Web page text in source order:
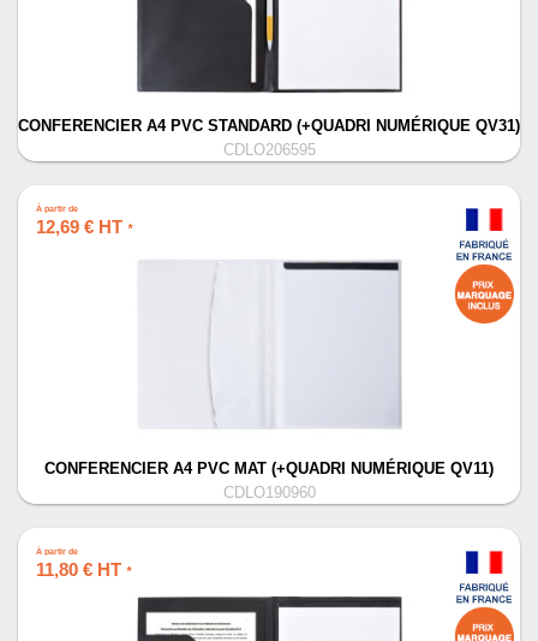
CONFERENCIER A4 PVC STANDARD (+QUADRI NUMÉRIQUE QV31)
CDLO206595
À partir de
12,69 € HT *
CONFERENCIER A4 PVC MAT (+QUADRI NUMÉRIQUE QV11)
CDLO190960
À partir de
11,80 € HT *